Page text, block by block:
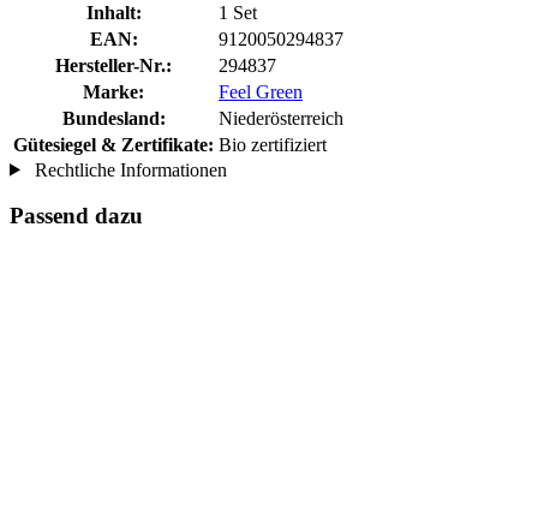
Inhalt:
1 Set
EAN:
9120050294837
Hersteller-Nr.:
294837
Marke:
Feel Green
Bundesland:
Niederösterreich
Gütesiegel & Zertifikate: Bio zertifiziert
Rechtliche Informationen
Passend dazu